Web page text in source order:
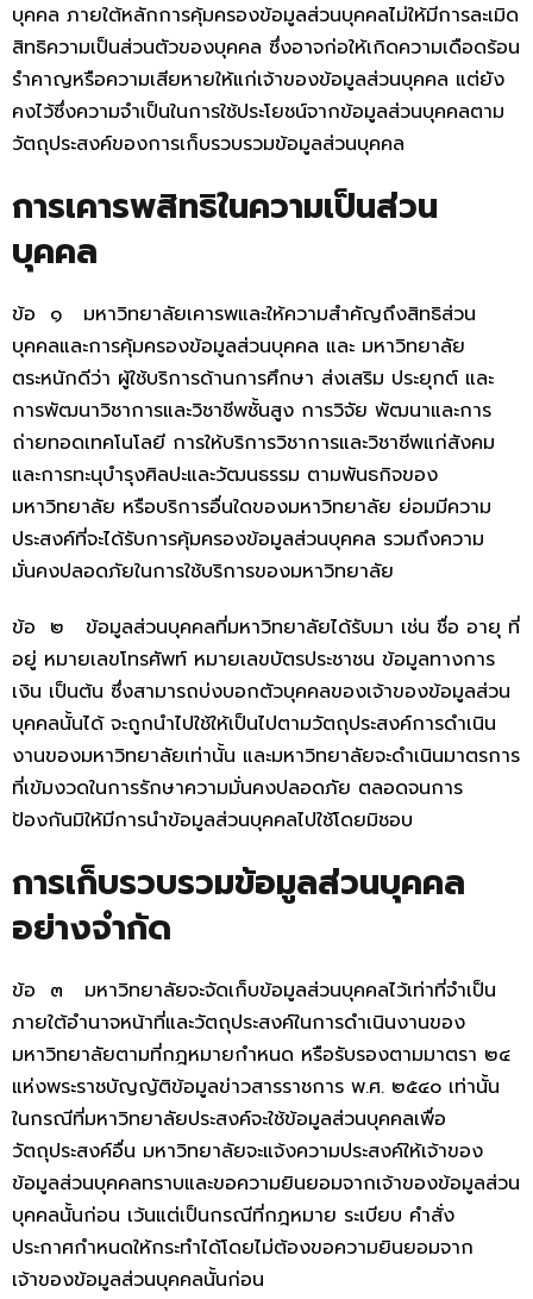
บุคคล ภายใต้หลักการคุ้มครองข้อมูลส่วนบุคคลไม่ให้มีการละเมิด
สิทธิความเป็นส่วนตัวของบุคคล ซึ่งอาจก่อให้เกิดความเดือดร้อน
รำคาญหรือความเสียหายให้แก่เจ้าของข้อมูลส่วนบุคคล แต่ยัง
คงไว้ซึ่งความจำเป็นในการใช้ประโยชน์จากข้อมูลส่วนบุคคลตาม
วัตถุประสงค์ของการเก็บรวบรวมข้อมูลส่วนบุคคล
การเคารพสิทธิในความเป็นส่วน
บุคคล
ข้อ ๑ มหาวิทยาลัยเคารพและให้ความสำคัญถึงสิทธิส่วน
บุคคลและการคุ้มครองข้อมูลส่วนบุคคล และ มหาวิทยาลัย
ตระหนักดีว่า ผู้ใช้บริการด้านการศึกษา ส่งเสริม ประยุกต์ และ
การพัฒนาวิชาการและวิชาชีพชั้นสูง การวิจัย พัฒนาและการ
ถ่ายทอดเทคโนโลยี การให้บริการวิชาการและวิชาชีพแก่สังคม
และการทะนุบำรุงศิลปะและวัฒนธรรม ตามพันธกิจของ
มหาวิทยาลัย หรือบริการอื่นใดของมหาวิทยาลัย ย่อมมีความ
ประสงค์ที่จะได้รับการคุ้มครองข้อมูลส่วนบุคคล รวมถึงความ
มั่นคงปลอดภัยในการใช้บริการของมหาวิทยาลัย
ข้อ ๒ ข้อมูลส่วนบุคคลที่มหาวิทยาลัยได้รับมา เช่น ชื่อ อายุ ที่
อยู่ หมายเลขโทรศัพท์ หมายเลขบัตรประชาชน ข้อมูลทางการ
เงิน เป็นต้น ซึ่งสามารถบ่งบอกตัวบุคคลของเจ้าของข้อมูลส่วน
บุคคลนั้นได้ จะถูกนำไปใช้ให้เป็นไปตามวัตถุประสงค์การดำเนิน
งานของมหาวิทยาลัยเท่านั้น และมหาวิทยาลัยจะดำเนินมาตรการ
ที่เข้มงวดในการรักษาความมั่นคงปลอดภัย ตลอดจนการ
ป้องกันมิให้มีการนำข้อมูลส่วนบุคคลไปใช้โดยมิชอบ
การเก็บรวบรวมข้อมูลส่วนบุคคล
อย่างจำกัด
ข้อ ๓ มหาวิทยาลัยจะจัดเก็บข้อมูลส่วนบุคคลไว้เท่าที่จำเป็น
ภายใต้อำนาจหน้าที่และวัตถุประสงค์ในการดำเนินงานของ
มหาวิทยาลัยตามที่กฎหมายกำหนด หรือรับรองตามมาตรา ๒๔
แห่งพระราชบัญญัติข้อมูลข่าวสารราชการ พ.ศ. ๒๕๔๐ เท่านั้น
ในกรณีที่มหาวิทยาลัยประสงค์จะใช้ข้อมูลส่วนบุคคลเพื่อ
วัตถุประสงค์อื่น มหาวิทยาลัยจะแจ้งความประสงค์ให้เจ้าของ
ข้อมูลส่วนบุคคลทราบและขอความยินยอมจากเจ้าของข้อมูลส่วน
บุคคลนั้นก่อน เว้นแต่เป็นกรณีที่กฎหมาย ระเบียบ คำสั่ง
ประกาศกำหนดให้กระทำได้โดยไม่ต้องขอความยินยอมจาก
เจ้าของข้อมูลส่วนบุคคลนั้นก่อน